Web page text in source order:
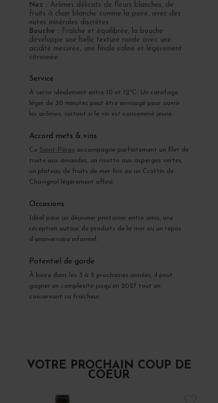
Nez : Arômes délicats de fleurs blanches, de
fruits à chair blanche comme la poire, avec des
notes minérales discrètes.
Bouche : Fraîche et équilibrée, la bouche
développe une belle texture ronde avec une
acidité mesurée, une finale saline et légèrement
citronnée.
Service
À servir idéalement entre 10 et 12°C. Un carafage
léger de 30 minutes peut être envisagé pour ouvrir
les arômes, surtout si le vin est consommé jeune.
Accord mets & vins
Ce Saint-Péray accompagne parfaitement un filet de
truite aux amandes, un risotto aux asperges vertes,
un plateau de fruits de mer fins ou un Crottin de
Chavignol légèrement affiné.
Occasions
Idéal pour un déjeuner printanier entre amis, une
réception autour de produits de la mer ou un repas
d’anniversaire informel.
Potentiel de garde
À boire dans les 3 à 5 prochaines années, il peut
gagner en complexité jusqu’en 2027 tout en
conservant sa fraîcheur.
VOTRE PROCHAIN COUP DE
COEUR